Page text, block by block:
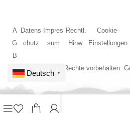
© 2026 Alle Rechte vorbehalten.
A
G
B
Datens
chutz
Impres
sum
Rechtl.
Hinw.
Cookie-
Einstellungen
Deutsch ▼